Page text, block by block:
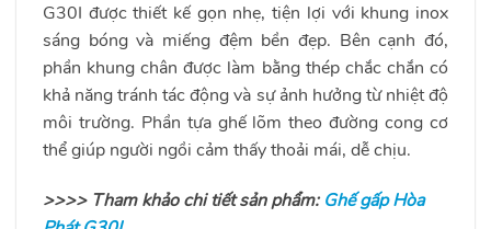
G30I được thiết kế gọn nhẹ, tiện lợi với khung inox
sáng bóng và miếng đệm bền đẹp. Bên cạnh đó,
phần khung chân được làm bằng thép chắc chắn có
khả năng tránh tác động và sự ảnh hưởng từ nhiệt độ
môi trường. Phần tựa ghế lõm theo đường cong cơ
thể giúp người ngồi cảm thấy thoải mái, dễ chịu.
>>>> Tham khảo chi tiết sản phẩm: Ghế gấp Hòa